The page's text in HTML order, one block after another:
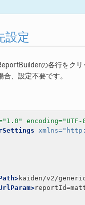
設定
の各行をク
、設定不要です。
encoding="UTF-
xmlns=
kaiden/v2/